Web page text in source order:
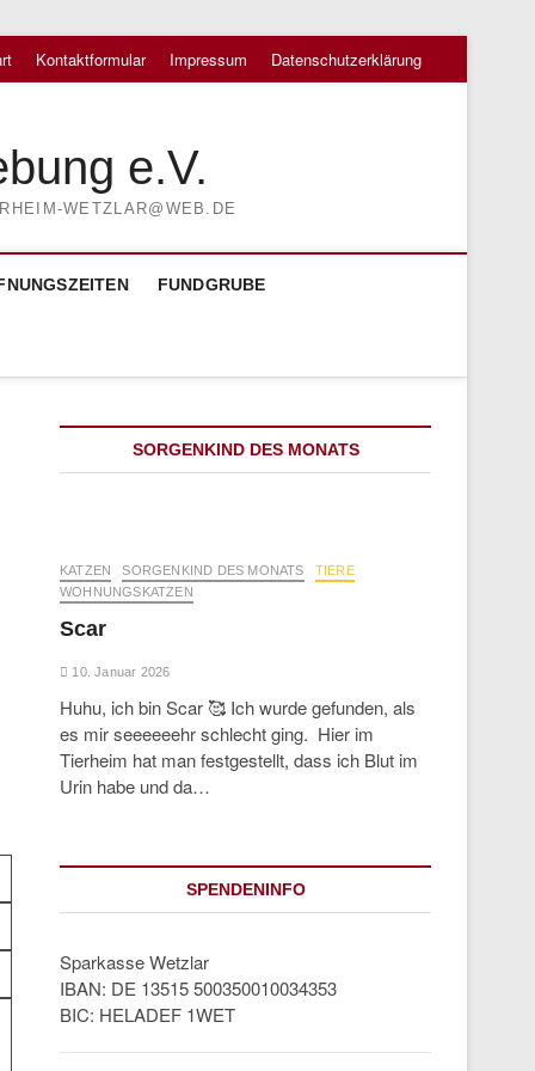
Kontaktformular Impressum Datenschutzerklärung
e.V.
WETZLAR@WEB.DE
FUNDGRUBE
SORGENKIND DES MONATS
KATZEN SORGENKIND DES MONATS
TIERE
WOHNUNGSKATZEN
Scar
10. Januar 2026
Huhu, ich bin Scar 🥰 Ich wurde gefunden, als
es mir seeeeeehr schlecht ging. Hier im
Tierheim hat man festgestellt, dass ich Blut im
Urin habe und da…
SPENDENINFO
Sparkasse Wetzlar
IBAN: DE 13515 500350010034353
BIC: HELADEF 1WET